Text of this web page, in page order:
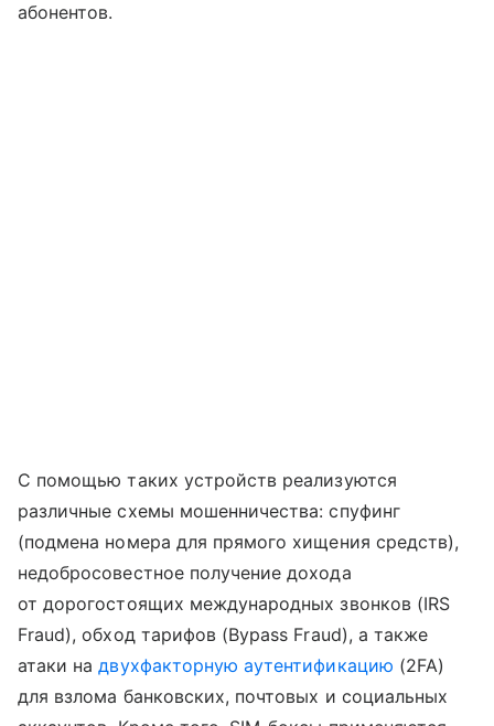
абонентов.
С помощью таких устройств реализуются
различные схемы мошенничества: спуфинг
(подмена номера для прямого хищения средств),
недобросовестное получение дохода
от дорогостоящих международных звонков (IRS
Fraud), обход тарифов (Bypass Fraud), а также
атаки надвухфакторную аутентификацию (2FA)
для взлома банковских, почтовых и социальных